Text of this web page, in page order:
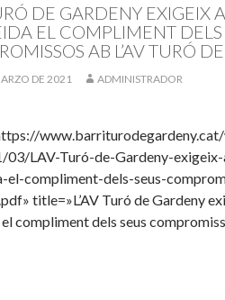
DE GARDENY EXIGEIX
EL COMPLIMENT DELS
AB L’AV TURÓ
DE 2021 ADMINISTRADOR
LAV-Turó-de-Gardeny-
el-compliment-dels-seus-
title=»L’AV Turó de Gardeny
compliment dels seus